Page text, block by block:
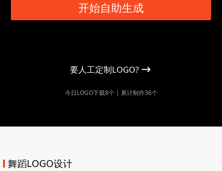
开始自助生成
要人工定制LOGO?
今日LOGO下载8个 | 累计制作36个
舞蹈LOGO设计